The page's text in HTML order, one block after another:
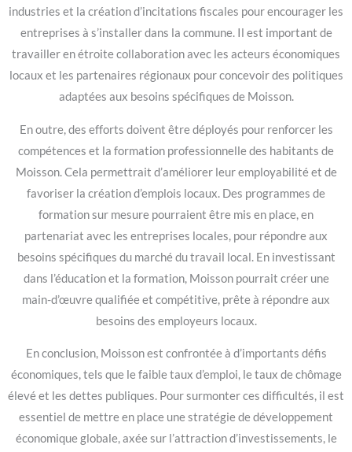
industries et la création d’incitations fiscales pour encourager les
entreprises à s’installer dans la commune. Il est important de
travailler en étroite collaboration avec les acteurs économiques
locaux et les partenaires régionaux pour concevoir des politiques
adaptées aux besoins spécifiques de Moisson.
En outre, des efforts doivent être déployés pour renforcer les
compétences et la formation professionnelle des habitants de
Moisson. Cela permettrait d’améliorer leur employabilité et de
favoriser la création d’emplois locaux. Des programmes de
formation sur mesure pourraient être mis en place, en
partenariat avec les entreprises locales, pour répondre aux
besoins spécifiques du marché du travail local. En investissant
dans l’éducation et la formation, Moisson pourrait créer une
main-d’œuvre qualifiée et compétitive, prête à répondre aux
besoins des employeurs locaux.
En conclusion, Moisson est confrontée à d’importants défis
économiques, tels que le faible taux d’emploi, le taux de chômage
élevé et les dettes publiques. Pour surmonter ces difficultés, il est
essentiel de mettre en place une stratégie de développement
économique globale, axée sur l’attraction d’investissements, le